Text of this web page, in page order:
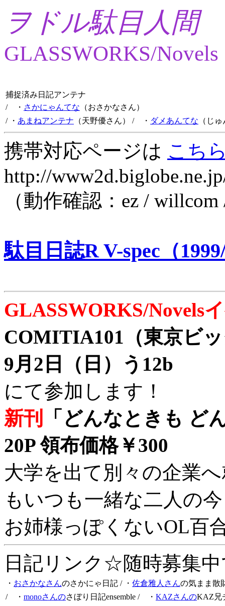
ヲドル駄目人間
GLASSWORKS/Novels
捕捉済み日記アンテナ
/ ・ さかにゃんてな （おさかなさん）
/ ・ あまねアンテナ （天野優さん） / ・ ダメあんてな （じ
携帯対応ページは こち
http://
（動作確認：ez /
駄目日誌R V-spec（
GLASSWORKS/Novels
COMITIA101（東京ビ
9月2日（日）う12b
にて参加します！
新刊
「どんなときも ど
20P 領布価格￥300
大学を出て別々の企業
もいつも一緒な二人の
お姉様っぽくないOL百
日記リンク☆随時募集
・ おさかなさんのさかにゃ日記 / ・ 佐倉雅人さんの気まま散
/ ・ monoさんのさぼり日記ensemble / ・ KAZさんのKAZ兄